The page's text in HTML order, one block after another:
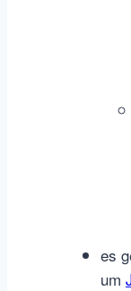
es
um